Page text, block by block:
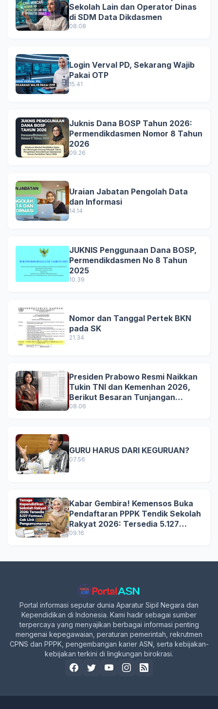
Sekolah Lain dan Operator Dinas
di SDM Data Dikdasmen
08.08
Login Verval PD, Sekarang Wajib
Pakai OTP
15.41
Juknis Dana BOSP Tahun 2026:
Permendikdasmen Nomor 8 Tahun
2026
09.26
Uraian Jabatan Pengolah Data
dan Informasi
14.14
JUKNIS Penggunaan Dana BOSP,
Permendikdasmen No 8 Tahun
2025
10.39
Nomor dan Tanggal Pertek BKN
pada SK
21.34
Presiden Prabowo Resmi Naikkan
Tukin TNI dan Kemenhan 2026,
Berikut Besaran Tunjangan
Terbaru
08.06
GURU HARUS DARI KEGURUAN?
07.56
Kabar Gembira! Kemensos Buka
Pendaftaran PPPK Tendik Sekolah
Rakyat 2026: Tersedia 5.127
Formasi, Simak Syarat dan
09.16
Portal informasi seputar dunia Aparatur Sipil Negara dan
Kependidikan di Indonesia. Kami hadir sebagai sumber
terpercaya yang menyajikan berbagai informasi penting
mengenai kepegawaian, peraturan pemerintah, rekrutmen
CPNS dan PPPK, pengembangan karier ASN, serta kebijakan-
kebijakan terkini di lingkungan birokrasi.